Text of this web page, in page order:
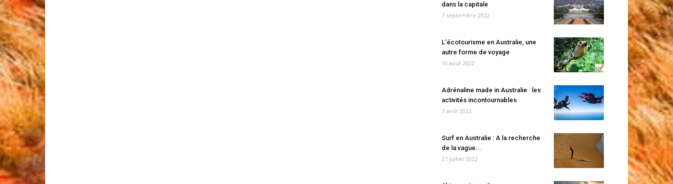
dans la capitale
7 septembre 2022
L’écotourisme en Australie, une
autre forme de voyage
10 août 2022
Adrénaline made in Australie : les
activités incontournables
3 août 2022
Surf en Australie : A la recherche
de la vague...
27 juillet 2022